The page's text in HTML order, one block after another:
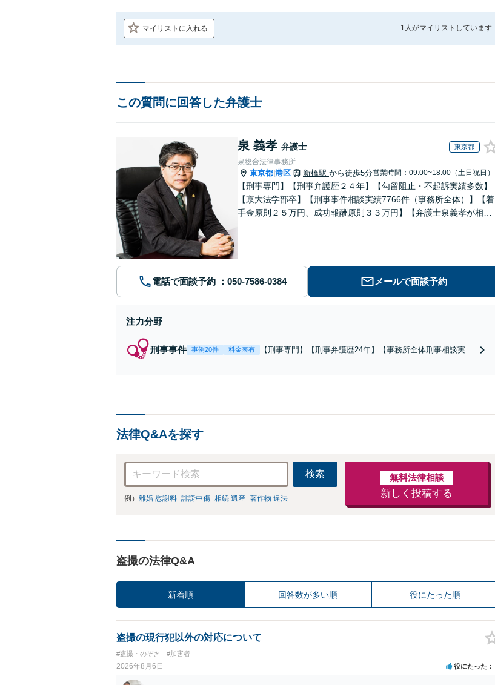
マイリストに入れる 1人がマイリストしています
この質問に回答した弁護士
泉 義孝 弁護士 東京都
泉総合法律事務所
東京都 港区 新橋駅 から徒歩5分営業時間：09:00~18:00（土日祝日）
【刑事専門】【刑事弁護歴２４年】【勾留阻止・不起訴実績多数】
【京大法学部卒】【刑事事件相談実績7766件（事務所全体）】【着
手金原則２５万円、成功報酬原則３３万円】【弁護士泉義孝が相
電話で面談予約 メールで面談予約
注力分野
刑事事件 事例20件 料金表有
【刑事専門】【刑事弁護歴24年】【事務所全体刑事相談実績
法律Q&Aを探す
検索
例） 離婚 慰謝料 誹謗中傷 相続 遺産 著作物 違法
無料法律相談
新しく投稿する
盗撮の法律Q&A
新着順 回答数が多い順 役にたった順
盗撮の現行犯以外の対応について
#盗撮・のぞき #加害者
2026年8月6日 役にたった